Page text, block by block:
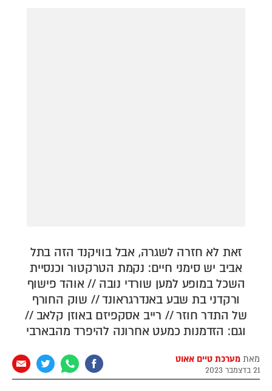
זאת לא חזרה לשגרה, אבל בוויקנד הזה בתל
אביב יש סימני חיים: נקמת הטרקטור וכנסיית
השכל במופע למען שורדי נובה // אוהד פישוף
ורקדני בת שבע באנדרגראונד // שוק החורף
של התדר חוזר // רייב אסקפיזם באוזן קלאב //
וגם: הזדמנות כמעט אחרונה להיפרד מהבארבי
מאת מערכת טיים אאוט
21 בדצמבר 2023